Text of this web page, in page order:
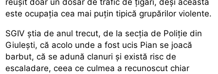
este ocupația cea mai puțin tipică grupărilor violente.
SGIV știa de anul trecut, de la secția de Poliție din
Giulești, că acolo unde a fost ucis Pian se joacă
barbut, că se adună clanuri și există risc de
escaladare, ceea ce culmea a recunoscut chiar